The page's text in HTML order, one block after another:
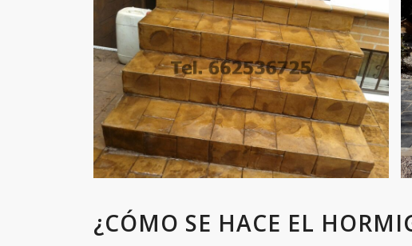
¿CÓMO SE HACE EL